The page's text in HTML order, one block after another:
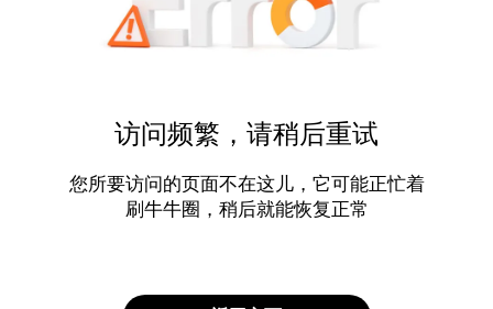
访问频繁，请稍后重试
您所要访问的页面不在这儿，它可能正忙着
刷牛牛圈，稍后就能恢复正常